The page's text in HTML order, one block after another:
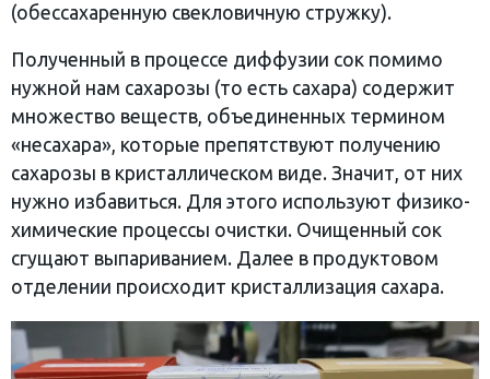
(обессахаренную свекловичную стружку).
Полученный в процессе диффузии сок помимо
нужной нам сахарозы (то есть сахара) содержит
множество веществ, объединенных термином
«несахара», которые препятствуют получению
сахарозы в кристаллическом виде. Значит, от них
нужно избавиться. Для этого используют физико-
химические процессы очистки. Очищенный сок
сгущают выпариванием. Далее в продуктовом
отделении происходит кристаллизация сахара.